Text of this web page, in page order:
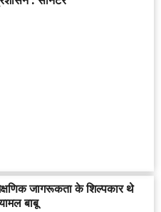
जागरूकता के शिल्पकार थे
बाबू